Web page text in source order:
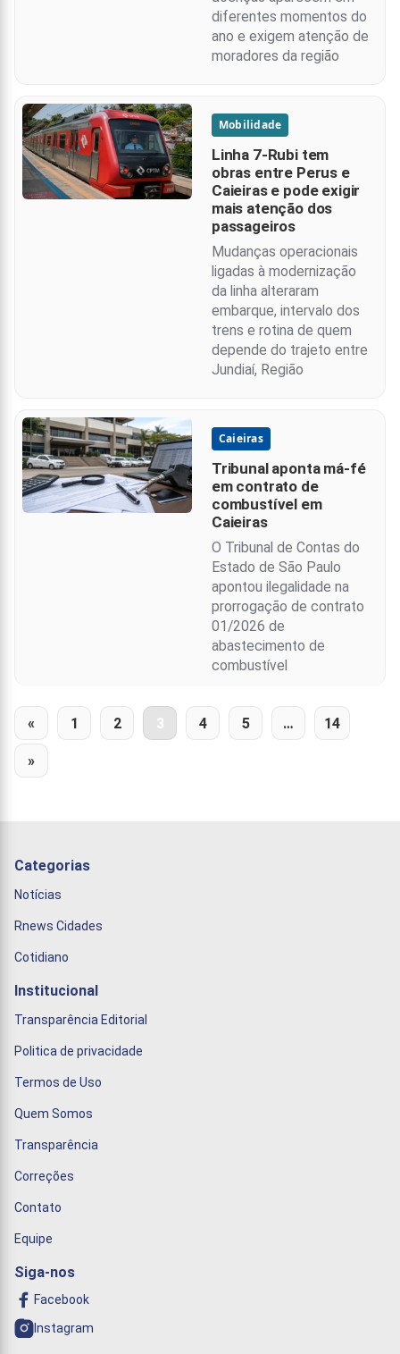
diferentes momentos do
ano e exigem atenção de
moradores da região
Mobilidade
Linha 7-Rubi tem
obras entre Perus e
Caieiras e pode exigir
mais atenção dos
passageiros
Mudanças operacionais
ligadas à modernização
da linha alteraram
embarque, intervalo dos
trens e rotina de quem
depende do trajeto entre
Jundiaí, Região
Caieiras
Tribunal aponta má-fé
em contrato de
combustível em
Caieiras
O Tribunal de Contas do
Estado de São Paulo
apontou ilegalidade na
prorrogação de contrato
01/2026 de
abastecimento de
combustível
« 1 2 3 4 5 … 14
»
Categorias
Notícias
Rnews Cidades
Cotidiano
Institucional
Transparência Editorial
Politica de privacidade
Termos de Uso
Quem Somos
Transparência
Correções
Contato
Equipe
Siga-nos
Facebook
Instagram